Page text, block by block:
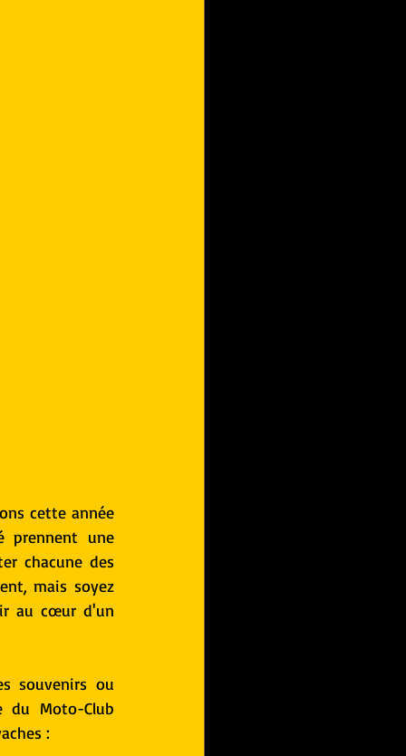
cette année
prennent une
chacune des
mais soyez
au cœur d'un
souvenirs ou
du Moto-Club
: